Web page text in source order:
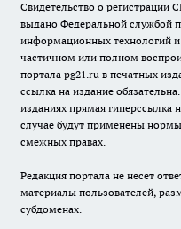
Свидетельство о регистрации
выдано Федеральной службой
информационных технологий
частичном или полном
портала pg21.ru в печатных
ссылка на издание
изданиях прямая гиперссылка
случае будут применены
смежных правах.
Редакция портала не несет
материалы пользователей,
субдоменах.